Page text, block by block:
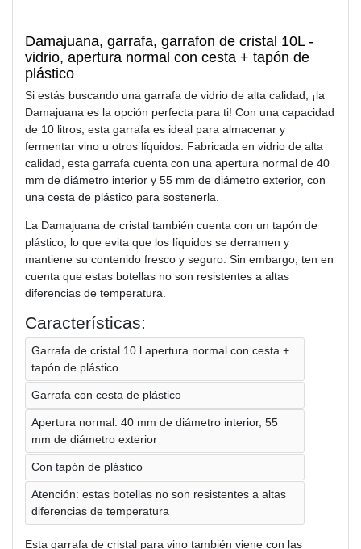
Damajuana, garrafa, garrafon de cristal 10L -
vidrio, apertura normal con cesta + tapón de
plástico
Si estás buscando una garrafa de vidrio de alta calidad, ¡la
Damajuana es la opción perfecta para ti! Con una capacidad
de 10 litros, esta garrafa es ideal para almacenar y
fermentar vino u otros líquidos. Fabricada en vidrio de alta
calidad, esta garrafa cuenta con una apertura normal de 40
mm de diámetro interior y 55 mm de diámetro exterior, con
una cesta de plástico para sostenerla.
La Damajuana de cristal también cuenta con un tapón de
plástico, lo que evita que los líquidos se derramen y
mantiene su contenido fresco y seguro. Sin embargo, ten en
cuenta que estas botellas no son resistentes a altas
diferencias de temperatura.
Características:
Garrafa de cristal 10 l apertura normal con cesta +
tapón de plástico
Garrafa con cesta de plástico
Apertura normal: 40 mm de diámetro interior, 55
mm de diámetro exterior
Con tapón de plástico
Atención: estas botellas no son resistentes a altas
diferencias de temperatura
Esta garrafa de cristal para vino también viene con las